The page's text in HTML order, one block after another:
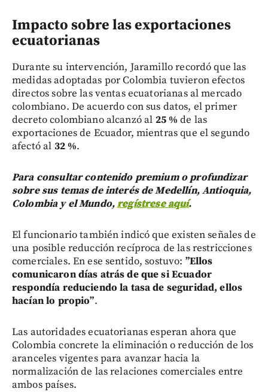
Impacto sobre las exportaciones
ecuatorianas
Durante su intervención, Jaramillo recordó que las
medidas adoptadas por Colombia tuvieron efectos
directos sobre las ventas ecuatorianas al mercado
colombiano. De acuerdo con sus datos, el primer
decreto colombiano alcanzó al 25 % de las
exportaciones de Ecuador, mientras que el segundo
afectó al 32 %.
Para consultar contenido premium o profundizar
sobre sus temas de interés de Medellín, Antioquia,
Colombia y el Mundo,regístrese aquí.
El funcionario también indicó que existen señales de
una posible reducción recíproca de las restricciones
comerciales. En ese sentido, sostuvo: ”Ellos
comunicaron días atrás de que si Ecuador
respondía reduciendo la tasa de seguridad, ellos
hacían lo propio”.
Las autoridades ecuatorianas esperan ahora que
Colombia concrete la eliminación o reducción de los
aranceles vigentes para avanzar hacia la
normalización de las relaciones comerciales entre
ambos países.